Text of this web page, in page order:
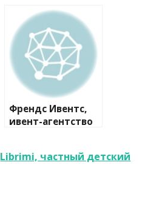
Френдс Ивентс,
ивент-агентство
Librimi, частный детский